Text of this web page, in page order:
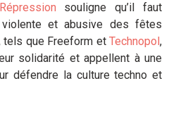
souligne qu’il faut
et abusive des fêtes
que Freeform et Technopol,
solidarité et appellent à une
défendre la culture techno et